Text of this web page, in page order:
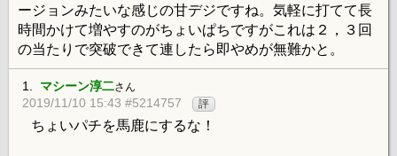
ージョンみたいな感じの甘デジですね。気軽に打てて長
時間かけて増やすのがちょいぱちですがこれは２，３回
の当たりで突破できて連したら即やめが無難かと。
1. マシーン淳二さん
2019/11/10 15:43 #5214757 評
ちょいパチを馬鹿にするな！